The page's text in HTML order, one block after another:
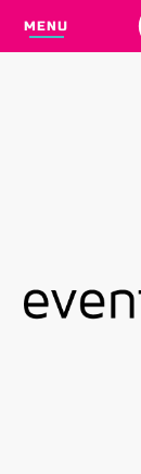
MENU